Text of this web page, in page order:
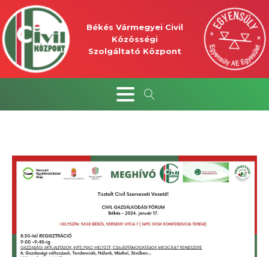
Békés Vármegyei Civil
Közösségi
Szolgáltató Központ